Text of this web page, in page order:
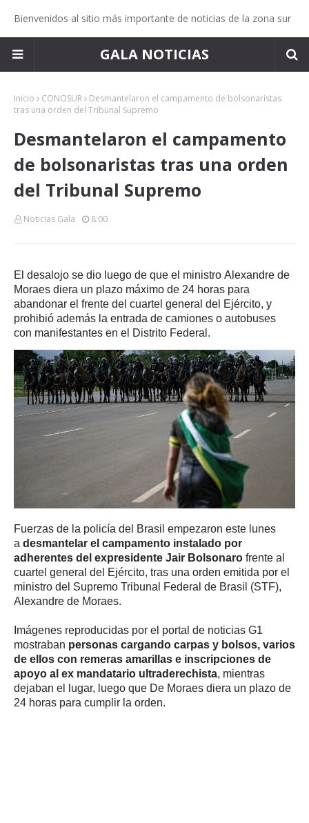
Bienvenidos al sitio más importante de noticias de la zona sur
GALA NOTICIAS
Inicio CONOSUR
Desmantelaron el campamento de bolsonaristas
tras una orden del Tribunal Supremo
Desmantelaron el campamento
de bolsonaristas tras una orden
del Tribunal Supremo
Noticias Gala 8:00
El desalojo se dio luego de que el ministro Alexandre de
Moraes diera un plazo máximo de 24 horas para
abandonar el frente del cuartel general del Ejército, y
prohibió además la entrada de camiones o autobuses
con manifestantes en el Distrito Federal.
Fuerzas de la policía del Brasil empezaron este lunes
a desmantelar el campamento instalado por
adherentes del expresidente Jair Bolsonaro frente al
cuartel general del Ejército, tras una orden emitida por el
ministro del Supremo Tribunal Federal de Brasil (STF),
Alexandre de Moraes.
Imágenes reproducidas por el portal de noticias G1
mostraban personas cargando carpas y bolsos, varios
de ellos con remeras amarillas e inscripciones de
apoyo al ex mandatario ultraderechista, mientras
dejaban el lugar, luego que De Moraes diera un plazo de
24 horas para cumplir la orden.